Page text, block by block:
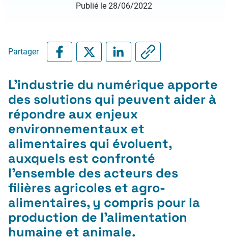
Publié le 28/06/2022
Partager
L’industrie du numérique apporte
des solutions qui peuvent aider à
répondre aux enjeux
environnementaux et
alimentaires qui évoluent,
auxquels est confronté
l’ensemble des acteurs des
filières agricoles et agro-
alimentaires, y compris pour la
production de l’alimentation
humaine et animale.